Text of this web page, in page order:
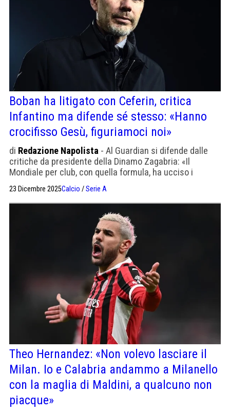
Boban ha litigato con Ceferin, critica
Infantino ma difende sé stesso: «Hanno
crocifisso Gesù, figuriamoci noi»
di Redazione Napolista - Al Guardian si difende dalle
critiche da presidente della Dinamo Zagabria: «Il
Mondiale per club, con quella formula, ha ucciso i
Ceferin, ma non mi pento delle mie scelte».
23 Dicembre 2025Calcio /Serie A
Theo Hernandez: «Non volevo lasciare il
Milan. Io e Calabria andammo a Milanello
con la maglia di Maldini, a qualcuno non
piacque»